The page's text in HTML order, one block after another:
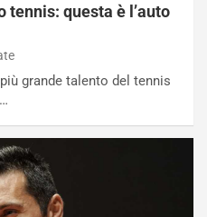
tennis: questa è l’auto
grande talento del tennis